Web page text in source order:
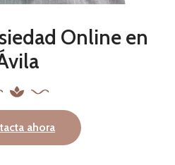
Online en
ahora